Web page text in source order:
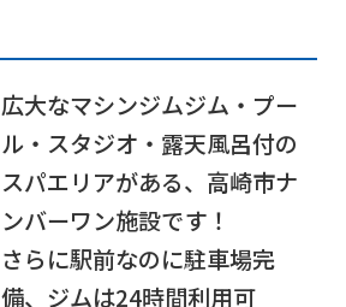
広大なマシンジムジム・プー
ル・スタジオ・露天風呂付の
スパエリアがある、高崎市ナ
ンバーワン施設です！
さらに駅前なのに駐車場完
備、ジムは24時間利用可
For
foreigners
Central
Sports
official